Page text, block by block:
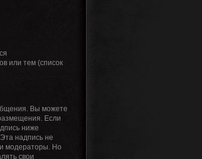
или тем (список
Вы можете
Если
ниже
надпись не
модераторы. Но
свои